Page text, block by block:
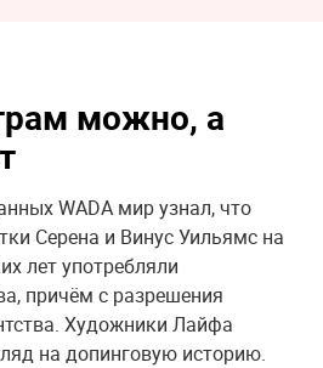
можно, а
WADA мир узнал, что
Серена и Винус Уильямс на
лет употребляли
причём с разрешения
Художники Лайфа
на допинговую историю.